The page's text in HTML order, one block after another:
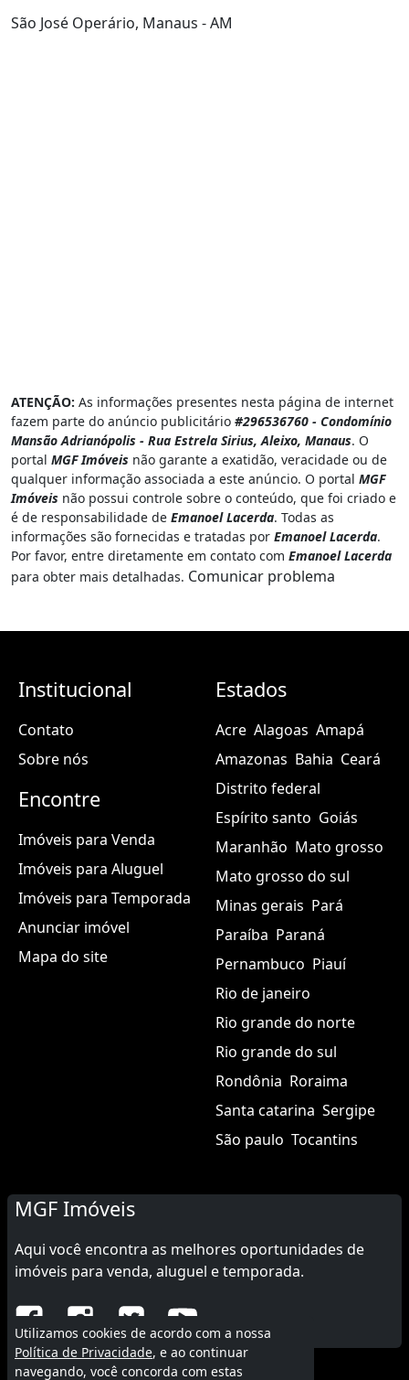
São José Operário, Manaus - AM
ATENÇÃO: As informações presentes nesta página de internet
fazem parte do anúncio publicitário #296536760 - Condomínio
Mansão Adrianópolis - Rua Estrela Sirius, Aleixo, Manaus. O
portal MGF Imóveis não garante a exatidão, veracidade ou de
qualquer informação associada a este anúncio. O portal MGF
Imóveis não possui controle sobre o conteúdo, que foi criado e
é de responsabilidade de Emanoel Lacerda. Todas as
informações são fornecidas e tratadas por Emanoel Lacerda.
Por favor, entre diretamente em contato com Emanoel Lacerda
para obter mais detalhadas. Comunicar problema
Institucional
Contato
Sobre nós
Encontre
Imóveis para Venda
Imóveis para Aluguel
Imóveis para Temporada
Anunciar imóvel
Mapa do site
Estados
Acre Alagoas Amapá
Amazonas Bahia Ceará
Distrito federal
Espírito santo Goiás
Maranhão Mato grosso
Mato grosso do sul
Minas gerais Pará
Paraíba Paraná
Pernambuco Piauí
Rio de janeiro
Rio grande do norte
Rio grande do sul
Rondônia Roraima
Santa catarina Sergipe
São paulo Tocantins
MGF Imóveis
Aqui você encontra as melhores oportunidades de
imóveis para venda, aluguel e temporada.
Utilizamos cookies de acordo com a nossa
Política de Privacidade, e ao continuar
navegando, você concorda com estas